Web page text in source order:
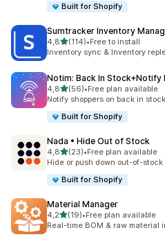
Built for Shopify
Sumtracker Inventory
4,8z 5 hvězd
(114)
Celkový počet recenzí: 114
•Free to install
Inventory sync & Inventory
Notim: Back In Stock+Notify
4,8z 5 hvězd
(56)
Celkový počet recenzí: 56
•Free plan available
Notify shoppers on back in
Built for Shopify
Nada • Hide Out of Stock
4,8z 5 hvězd
(23)
Celkový počet recenzí: 23
•Free plan available
Hide or push down out-of-
Built for Shopify
Material Manager
4,2z 5 hvězd
(19)
Celkový počet recenzí: 19
•Free plan available
Real-time BOM & raw material